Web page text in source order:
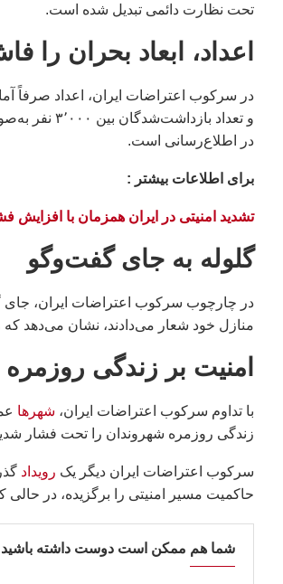
تحت نظارت دائمی تبدیل شده است.
اعداد، ابعاد بحران را
در اطلاع‌رسانی است.
براى اطلاعات بيشتر :
تشدید امنیتی در ایران همزمان با افزایش
گلوله به جای گفت‌وگو
در چارچوب سرکوب اعتراضات ایران، جای
منازل خود شعار می‌دادند، نشان می‌دهد
امنیت بر زندگی روزمره
با تداوم سرکوب اعتراضات ایران، شهرها
زندگی روزمره شهروندان را تحت فشار
سرکوب اعتراضات ایران دیگر یک رویداد
حاکمیت مسیر امنیتی را برگزیده، در
شما هم ممکن است دوست داشته باشید